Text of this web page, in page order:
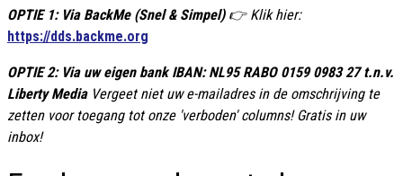
OPTIE 1: Via BackMe (Snel & Simpel) 👉 Klik hier:
https://dds.backme.org
OPTIE 2: Via uw eigen bank IBAN: NL95 RABO 0159 0983 27 t.n.v.
Liberty MediaVergeet niet uw e-mailadres in de omschrijving te
zetten voor toegang tot onze 'verboden' columns! Gratis in uw
inbox!